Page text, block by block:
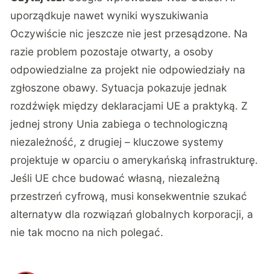
uporządkuje nawet wyniki wyszukiwania
Oczywiście nic jeszcze nie jest przesądzone. Na
razie problem pozostaje otwarty, a osoby
odpowiedzialne za projekt nie odpowiedziały na
zgłoszone obawy. Sytuacja pokazuje jednak
rozdźwięk między deklaracjami UE a praktyką. Z
jednej strony Unia zabiega o technologiczną
niezależność, z drugiej – kluczowe systemy
projektuje w oparciu o amerykańską infrastrukturę.
Jeśli UE chce budować własną, niezależną
przestrzeń cyfrową, musi konsekwentnie szukać
alternatyw dla rozwiązań globalnych korporacji, a
nie tak mocno na nich polegać.